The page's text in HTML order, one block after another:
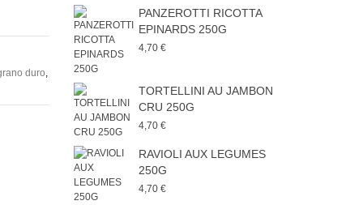
duro,
PANZEROTTI RICOTTA
EPINARDS 250G
4,70 €
TORTELLINI AU JAMBON
CRU 250G
4,70 €
RAVIOLI AUX LEGUMES
250G
4,70 €